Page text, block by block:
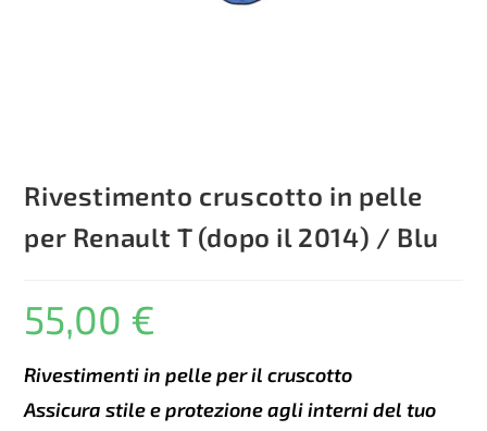
Rivestimento cruscotto in pelle
per Renault T (dopo il 2014) / Blu
55,00 €
Rivestimenti in pelle per il cruscotto
Assicura stile e protezione agli interni del tuo